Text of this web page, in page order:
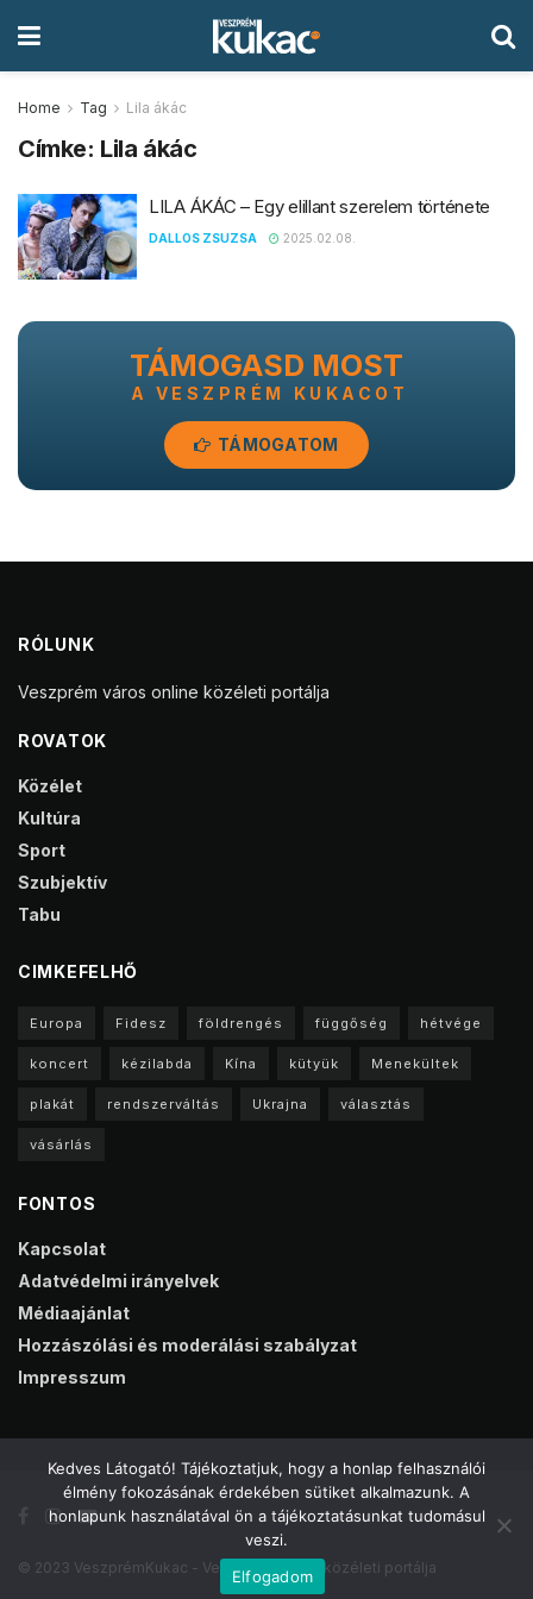
Home Tag Lila ákác
Címke: Lila ákác
LILA ÁKÁC – Egy elillant szerelem története
DALLOS ZSUZSA 2025.02.08.
TÁMOGASD MOST
A VESZPRÉM KUKACOT
TÁMOGATOM
RÓLUNK
Veszprém város online közéleti portálja
ROVATOK
Közélet
Kultúra
Sport
Szubjektív
Tabu
CIMKEFELHŐ
Europa Fidesz földrengés függőség hétvége
koncert kézilabda Kína kütyük Menekültek
plakát rendszerváltás Ukrajna választás
vásárlás
FONTOS
Kapcsolat
Adatvédelmi irányelvek
Médiaajánlat
Hozzászólási és moderálási szabályzat
Impresszum
© 2023 VeszprémKukac - Veszprém online közéleti portálja
Kedves Látogató! Tájékoztatjuk, hogy a honlap felhasználói
élmény fokozásának érdekében sütiket alkalmazunk. A
honlapunk használatával ön a tájékoztatásunkat tudomásul
veszi.
Elfogadom